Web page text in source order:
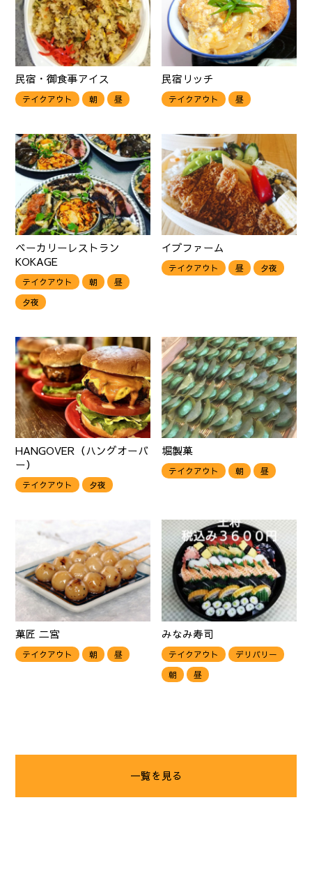
民宿・御食事アイス
テイクアウト 朝 昼
民宿リッチ
テイクアウト 昼
ベーカリーレストラン
KOKAGE
テイクアウト 朝
昼
夕夜
イブファーム
テイクアウト 昼 夕夜
HANGOVER（ハングオーバ
ー）
テイクアウト 夕夜
堀製菓
テイクアウト 朝 昼
菓匠 二宮
テイクアウト 朝 昼
みなみ寿司
テイクアウト
デリバリー
朝
昼
一覧を見る